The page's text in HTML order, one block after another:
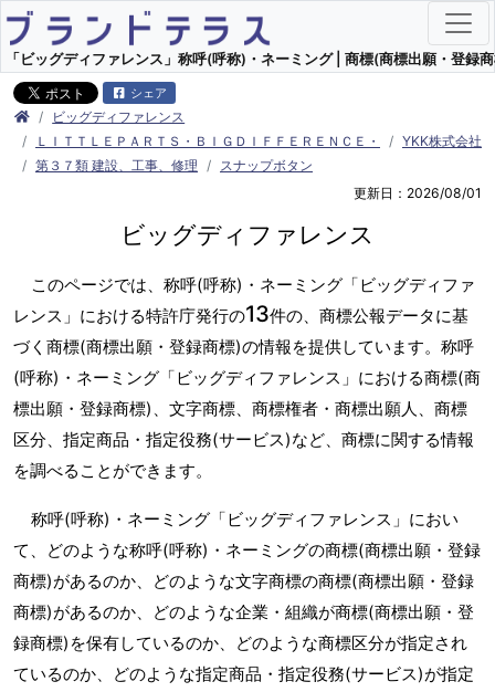
「ビッグディファレンス」称呼(呼称)・ネーミング | 商標(商標出願・登録
シェア
ビッグディファレンス
ＬＩＴＴＬＥＰＡＲＴＳ・ＢＩＧＤＩＦＦＥＲＥＮＣＥ・
YKK株式会社
第３７類 建設、工事、修理
スナップボタン
更新日：2026/08/01
ビッグディファレンス
このページでは、称呼(呼称)・ネーミング「ビッグディファ
レンス」における特許庁発行の13件の、商標公報データに基
づく商標(商標出願・登録商標)の情報を提供しています。称呼
(呼称)・ネーミング「ビッグディファレンス」における商標(商
標出願・登録商標)、文字商標、商標権者・商標出願人、商標
区分、指定商品・指定役務(サービス)など、商標に関する情報
を調べることができます。
称呼(呼称)・ネーミング「ビッグディファレンス」におい
て、どのような称呼(呼称)・ネーミングの商標(商標出願・登録
商標)があるのか、どのような文字商標の商標(商標出願・登録
商標)があるのか、どのような企業・組織が商標(商標出願・登
録商標)を保有しているのか、どのような商標区分が指定され
ているのか、どのような指定商品・指定役務(サービス)が指定